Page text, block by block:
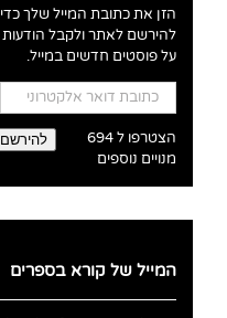
הזן את כתובת המייל שלך כדי
להירשם לאתר ולקבל הודעות
על פוסטים חדשים במייל.
כתובת
דואר
אלקטרוני
להירשם
הצטרפו ל 694
מנויים נוספים
המייל של קורא בספרים